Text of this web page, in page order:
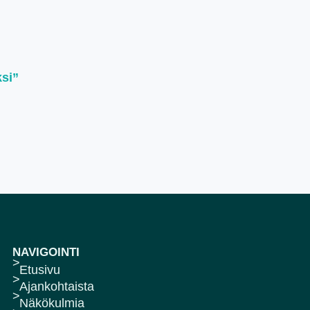
NAVIGOINTI
Etusivu
Ajankohtaista
Näkökulmia